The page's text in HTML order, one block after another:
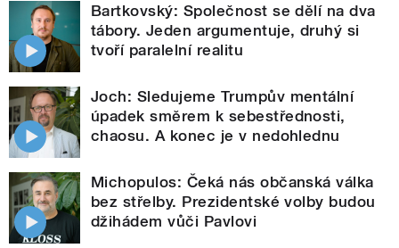
Bartkovský: Společnost se dělí na dva
tábory. Jeden argumentuje, druhý si
tvoří paralelní realitu
Joch: Sledujeme Trumpův mentální
úpadek směrem k sebestřednosti,
chaosu. A konec je v nedohlednu
Michopulos: Čeká nás občanská válka
bez střelby. Prezidentské volby budou
džihádem vůči Pavlovi